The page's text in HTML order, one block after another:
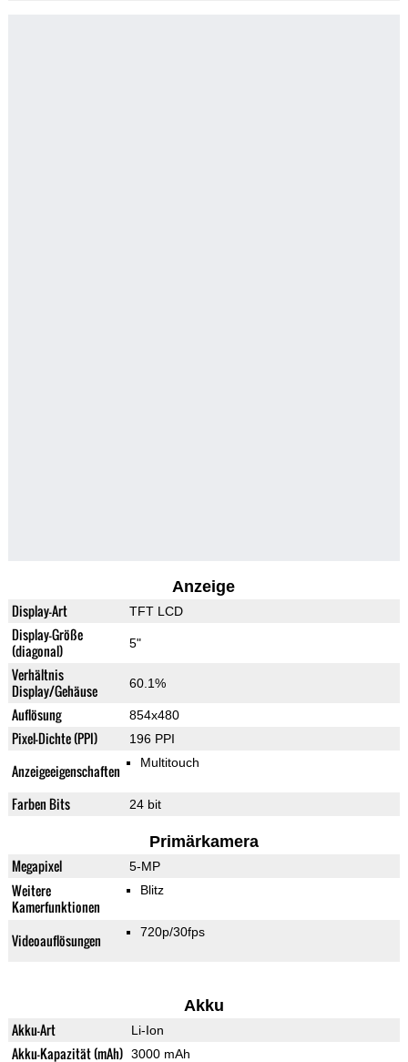
Anzeige
Display-Art TFT LCD
Display-Größe
(diagonal)
5"
Verhältnis
Display/Gehäuse
60.1%
Auflösung 854x480
Pixel-Dichte (PPI) 196 PPI
Anzeigeeigenschaften Multitouch
Farben Bits 24 bit
Primärkamera
Megapixel 5-MP
Weitere
Kamerfunktionen
Blitz
Videoauflösungen 720p/30fps
Akku
Akku-Art Li-Ion
Akku-Kapazität (mAh) 3000 mAh